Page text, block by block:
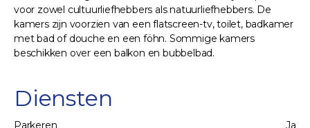
voor zowel cultuurliefhebbers als natuurliefhebbers. De
kamers zijn voorzien van een flatscreen-tv, toilet, badkamer
met bad of douche en een föhn. Sommige kamers
beschikken over een balkon en bubbelbad.
Diensten
Parkeren
Ja